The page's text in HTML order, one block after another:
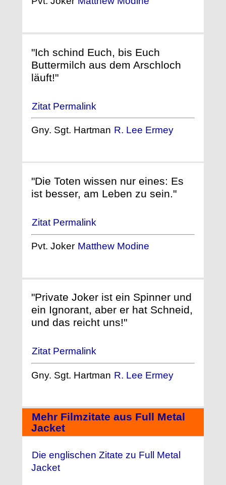
"Ich schind Euch, bis Euch
Buttermilch aus dem Arschloch
läuft!"
Zitat Permalink
Gny. Sgt. Hartman R. Lee Ermey
"Die Toten wissen nur eines: Es
ist besser, am Leben zu sein."
Zitat Permalink
Pvt. Joker Matthew Modine
"Private Joker ist ein Spinner und
ein Ignorant, aber er hat Schneid,
und das reicht uns!"
Zitat Permalink
Gny. Sgt. Hartman R. Lee Ermey
Mehr Filmzitate aus Full Metal
Jacket
Die englischen Zitate zu Full Metal
Jacket